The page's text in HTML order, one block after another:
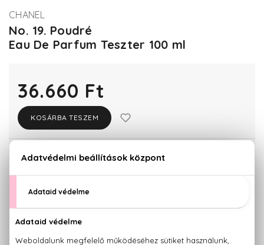
CHANEL
No. 19. Poudré
Eau De Parfum Teszter 100 ml
36.660 Ft
KOSÁRBA TESZEM
KISZERELÉS KIVÁLASZTÁSA